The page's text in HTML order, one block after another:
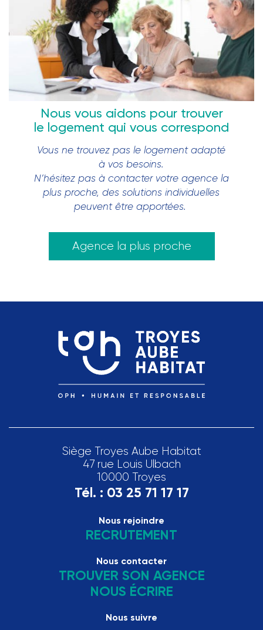
Nous vous aidons pour trouver
le logement qui vous correspond
Vous ne trouvez pas le logement adapté
à vos besoins.
N’hésitez pas à contacter votre agence la
plus proche, des solutions individuelles
peuvent être apportées.
Agence la plus proche
Siège Troyes Aube Habitat
47 rue Louis Ulbach
10000 Troyes
Tél. : 03 25 71 17 17
Nous rejoindre
RECRUTEMENT
Nous contacter
TROUVER SON AGENCE
NOUS ÉCRIRE
Nous suivre